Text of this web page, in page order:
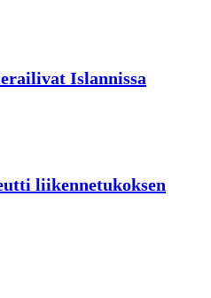
Islannissa
liikennetukoksen